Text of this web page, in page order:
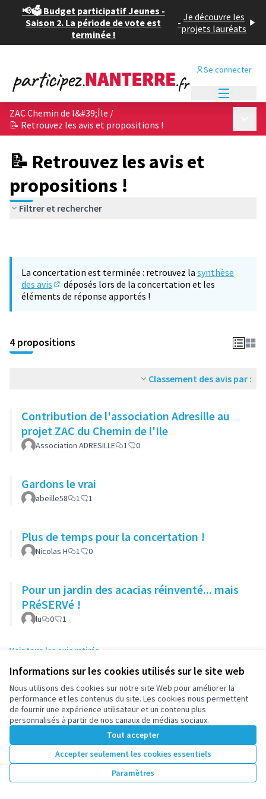
Informations sur les cookies utilisés sur le site web
Nous utilisons des cookies sur notre site Web pour améliorer la
performance et les contenus du site. Les cookies nous permettent
de fournir une expérience utilisateur et un contenu plus
personnalisés à partir de nos canaux de médias sociaux.
Tout accepter
Accepter seulement les cookies essentiels
Paramètres
📢🗳️ Budget participatif Jeunes -
Saison 2. La période de vote est
terminée !
- Je découvre les
projets lauréats
Se connecter
ZAC Chemin de l&#39;Île /
📝 Retrouvez les avis et propositions !
📝 Retrouvez les avis et
propositions !
Filtrer et rechercher
La concertation est terminée : retrouvez la synthèse
des avis
(S'ouvre dans un nouvel onglet)
déposés lors de la concertation et les
éléments de réponse apportés !
4 propositions
Classement des avis par :
Contribution de l'association Adresille au
projet ZAC du Chemin de l'Ile
Association ADRESILLE 1 0
Gardons le vrai
abeille58 1 1
Plus de temps pour la concertation !
Nicolas H 1 0
Pour un jardin des acacias réinventé... mais
PRéSERVé !
lu 0 1
Voir tous les avis retirés
Paramètres des cookies
participez.nanterre.fr sur X
participez.nanterre.fr sur Facebook
participez.nanterre.fr sur Instagram
participez.nanterre.fr sur YouTube
(Lien externe)
participez.nanterre.fr sur GitHub
(Lien externe)